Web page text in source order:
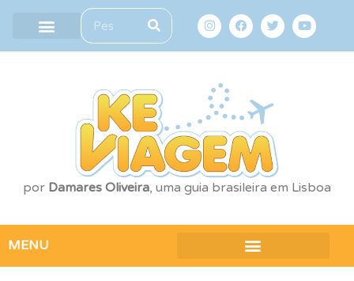
por Damares Oliveira, uma guia brasileira em Lisboa
MENU